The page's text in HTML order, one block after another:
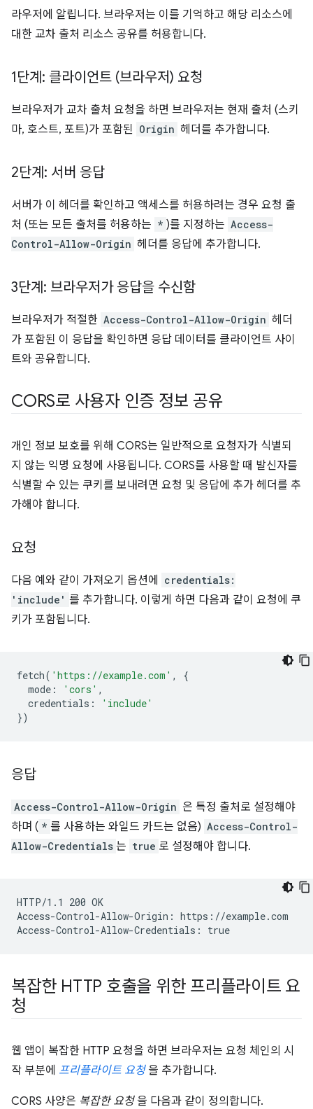
라우저에 알립니다. 브라우저는 이를 기억하고 해당 리소스에
대한 교차 출처 리소스 공유를 허용합니다.
1단계: 클라이언트 (브라우저) 요청
브라우저가 교차 출처 요청을 하면 브라우저는 현재 출처 (스키
마, 호스트, 포트)가 포함된 Origin 헤더를 추가합니다.
2단계: 서버 응답
서버가 이 헤더를 확인하고 액세스를 허용하려는 경우 요청 출
처 (또는 모든 출처를 허용하는 * )를 지정하는 Access-
Control-Allow-Origin 헤더를 응답에 추가합니다.
3단계: 브라우저가 응답을 수신함
브라우저가 적절한 Access-Control-Allow-Origin 헤더
가 포함된 이 응답을 확인하면 응답 데이터를 클라이언트 사이
트와 공유합니다.
CORS로 사용자 인증 정보 공유
개인 정보 보호를 위해 CORS는 일반적으로 요청자가 식별되
지 않는 익명 요청에 사용됩니다. CORS를 사용할 때 발신자를
식별할 수 있는 쿠키를 보내려면 요청 및 응답에 추가 헤더를 추
가해야 합니다.
요청
다음 예와 같이 가져오기 옵션에
credentials:
'include' 를 추가합니다. 이렇게 하면 다음과 같이 요청에 쿠
키가 포함됩니다.
fetch( 'https://example.com' ,
{
mode : 'cors' ,
credentials :
'include'
})
응답
Access-Control-Allow-Origin 은 특정 출처로 설정해야
하며 ( * 를 사용하는 와일드 카드는 없음) Access-Control-
Allow-Credentials 는 true 로 설정해야 합니다.
HTTP/1.1 200 OK
Access-Control-Allow-Origin: https://example.com
복잡한 HTTP 호출을 위한 프리플라이트 요
청
웹 앱이 복잡한 HTTP 요청을 하면 브라우저는 요청 체인의 시
작 부분에 프리플라이트 요청을 추가합니다.
CORS 사양은 복잡한 요청을 다음과 같이 정의합니다.